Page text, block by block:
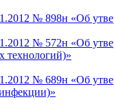
№ 898н «Об
№ 572н «Об
технологий)»
№ 689н «Об